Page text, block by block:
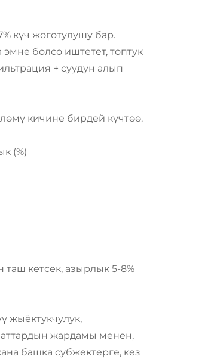
күч жоготулушу бар.
болсо иштетет, топтук
+ суудун алып
кичине бирдей күчтөө.
(%)
кетсек, азырлык 5-8%
жыёктукчулук,
жардамы менен,
башка субжектерге, кез